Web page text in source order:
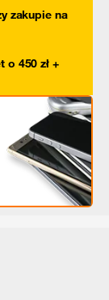
zakupie na
o 450 zł +